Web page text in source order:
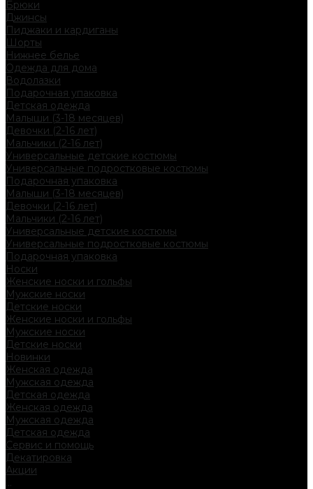
Брюки
Джинсы
Пиджаки и кардиганы
Шорты
Нижнее белье
Одежда для дома
Водолазки
Подарочная упаковка
Детская одежда
Малыши (3-18 месяцев)
Девочки (2-16 лет)
Мальчики (2-16 лет)
Универсальные детские костюмы
Универсальные подростковые костюмы
Подарочная упаковка
Малыши (3-18 месяцев)
Девочки (2-16 лет)
Мальчики (2-16 лет)
Универсальные детские костюмы
Универсальные подростковые костюмы
Подарочная упаковка
Носки
Женские носки и гольфы
Мужские носки
Детские носки
Женские носки и гольфы
Мужские носки
Детские носки
Новинки
Женская одежда
Мужская одежда
Детская одежда
Женская одежда
Мужская одежда
Детская одежда
Сервис и помощь
Декатировка
Акции
...